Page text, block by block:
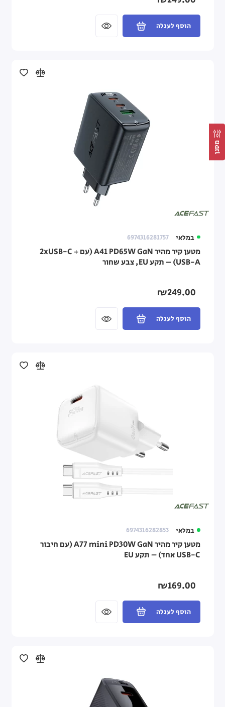
מסנן
הוסף לעגלה
במלאי 6974316281757
מטען קיר מהיר A41 PD65W GaN (עם 2xUSB-C +
USB-A) – תקע EU, צבע שחור
₪249.00
הוסף לעגלה
במלאי 6974316282853
מטען קיר מהיר A77 mini PD30W GaN (עם חיבור
USB-C אחד) – תקע EU
₪169.00
הוסף לעגלה